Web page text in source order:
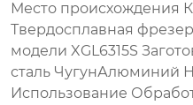
Место происхождения
Твердосплавная
модели XGL6315S
сталь ЧугунАлюминий
Использование